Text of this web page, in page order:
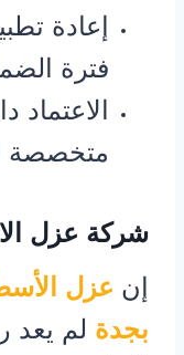
إعادة
فترة
متخصصة
شركة عزل
إن عزل
بجدة لم يعد